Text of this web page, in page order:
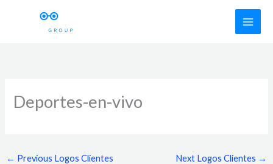
Deportes-en-vivo
← Previous Logos Clientes Next Logos Clientes →